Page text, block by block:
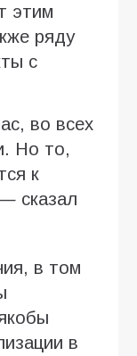
этим
ряду
с
во всех
Но то,
к
сказал
в том
в